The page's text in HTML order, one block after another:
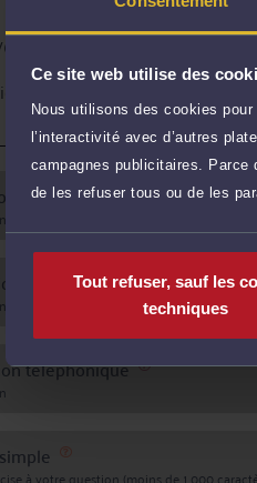
Ce site web utilise des
Nous utilisons des cookies
l’interactivité avec d’autres
campagnes publicitaires.
de les refuser tous ou de les
Tout refuser, sauf les
techniques
69006 LYON
cabinet
vidéo
téléphonique
à votre question (moins de 1.000